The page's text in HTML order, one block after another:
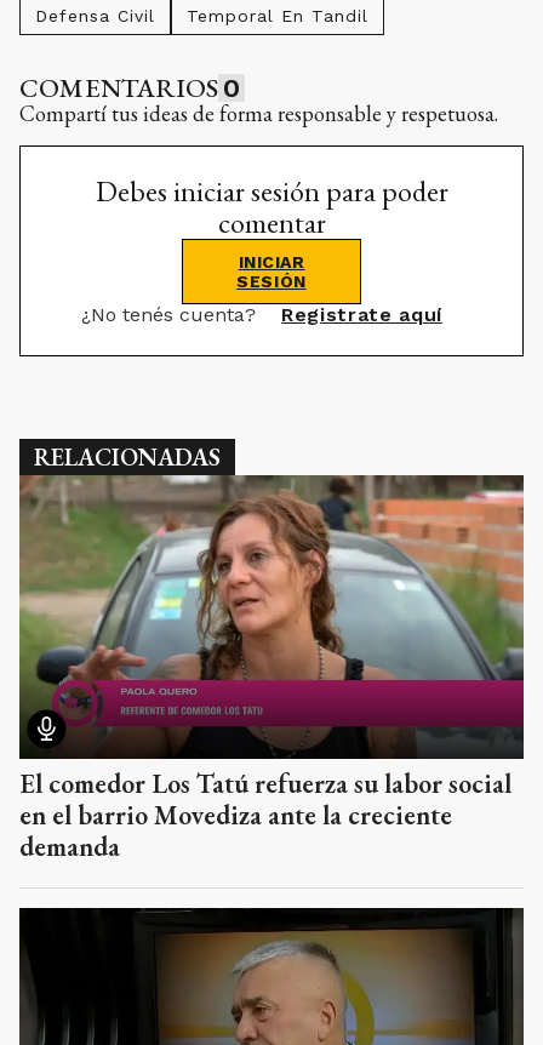
Defensa Civil Temporal En Tandil
COMENTARIOS 0
Compartí tus ideas de forma responsable y respetuosa.
Debes iniciar sesión para poder
comentar
INICIAR
SESIÓN
¿No tenés cuenta? Registrate aquí
RELACIONADAS
El comedor Los Tatú refuerza su labor social
en el barrio Movediza ante la creciente
demanda